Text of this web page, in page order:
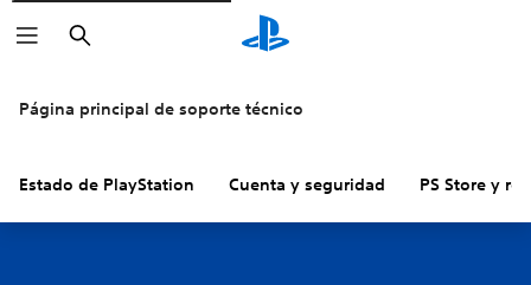
Buscar
Página principal de soporte técnico
Estado de PlayStation Cuenta y seguridad PS Store y